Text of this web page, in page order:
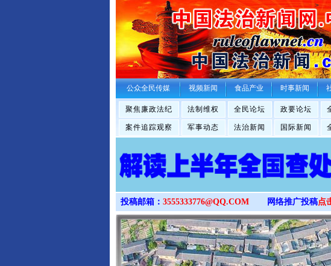
>
公众全民传媒 视频新闻 食品产业 时事新闻
聚焦廉政法纪 法制维权 全民论坛 政要论坛
案件追踪观察 军事动态 法治新闻 国际新闻
投稿邮箱： 3555333776@QQ.COM 网络推广投稿点